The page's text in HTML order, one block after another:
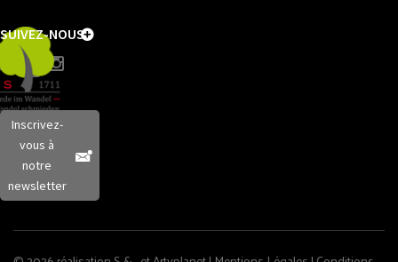
SUIVEZ-NOUS
Inscrivez-
vous à
notre
newsletter